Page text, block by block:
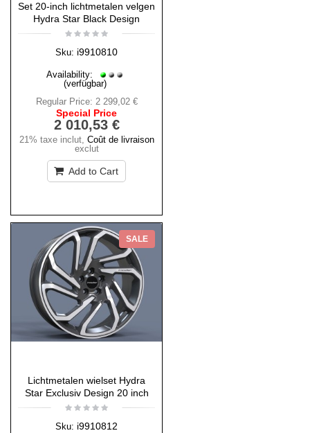
Set 20-inch lichtmetalen velgen
Hydra Star Black Design
Sku: i9910810
Availability:
(verfügbar)
Regular Price: 2 299,02 €
Special Price
2 010,53 €
21% taxe inclut, Coût de livraison
exclut
Add to Cart
SALE
Lichtmetalen wielset Hydra
Star Exclusiv Design 20 inch
Sku: i9910812